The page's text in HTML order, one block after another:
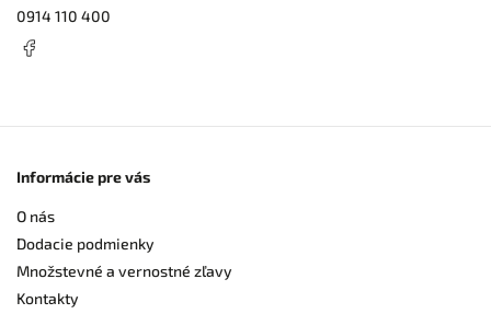
0914 110 400
Informácie pre vás
O nás
Dodacie podmienky
Množstevné a vernostné zľavy
Kontakty